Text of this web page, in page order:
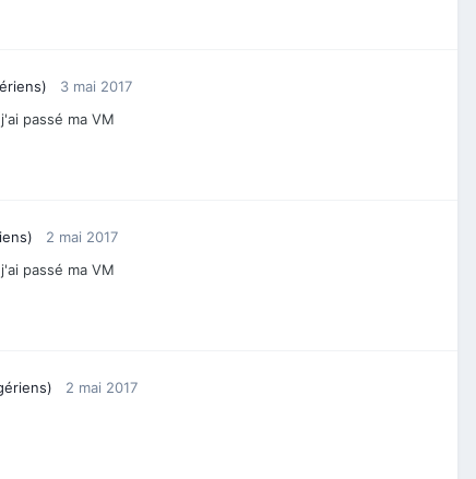
3 mai 2017
passé ma VM
2 mai 2017
passé ma VM
2 mai 2017